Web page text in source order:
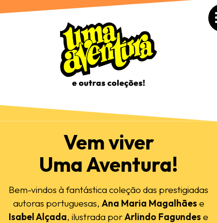
Vem viver
Uma Aventura!
Bem-vindos à fantástica coleção das prestigiadas
autoras portuguesas, Ana Maria Magalhães e
Isabel Alçada, ilustrada porArlindo Fagundes e